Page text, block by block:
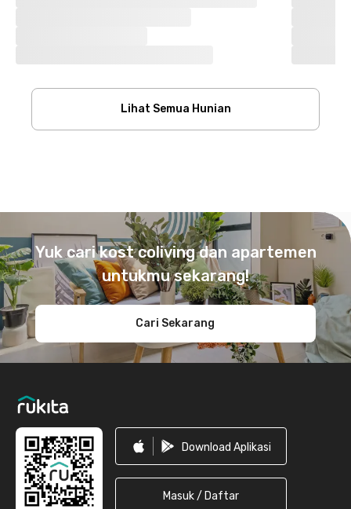
Lihat Semua Hunian
Yuk cari kost coliving dan apartemen
untukmu sekarang!
Cari Sekarang
Download Aplikasi
Masuk / Daftar